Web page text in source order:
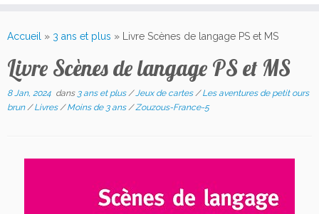
Accueil » 3 ans et plus » Livre Scènes de langage PS et MS
Livre Scènes de langage PS et MS
8 Jan, 2024 dans 3 ans et plus/Jeux de cartes/Les aventures de petit ours
brun/Livres/Moins de 3 ans/Zouzous-France-5